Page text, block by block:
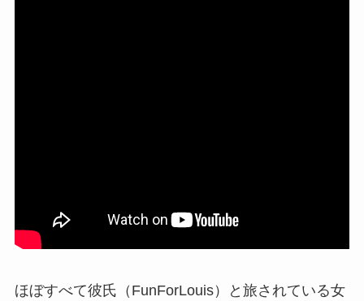
ほぼすべて彼氏（FunForLouis）と旅されている女